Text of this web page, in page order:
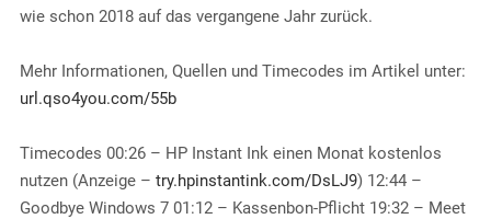
wie schon 2018 auf das vergangene Jahr zurück.
Mehr Informationen, Quellen und Timecodes im Artikel unter:
url.qso4you.com/55b
Timecodes 00:26 – HP Instant Ink einen Monat kostenlos
nutzen (Anzeige – try.hpinstantink.com/DsLJ9) 12:44 –
Goodbye Windows 7 01:12 – Kassenbon-Pflicht 19:32 – Meet